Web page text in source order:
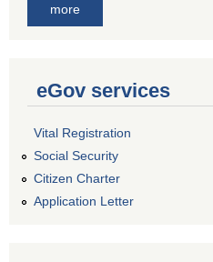
more
eGov services
Vital Registration
Social Security
Citizen Charter
Application Letter